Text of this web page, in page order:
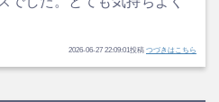
2026-06-27 22:09:01投稿 つづきはこちら